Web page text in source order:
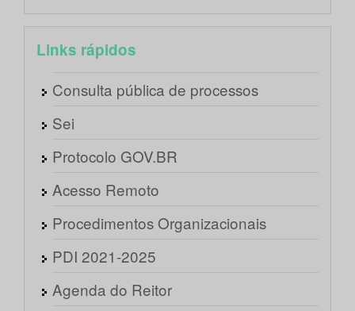
Links rápidos
Consulta pública de processos
Sei
Protocolo GOV.BR
Acesso Remoto
Procedimentos Organizacionais
PDI 2021-2025
Agenda do Reitor